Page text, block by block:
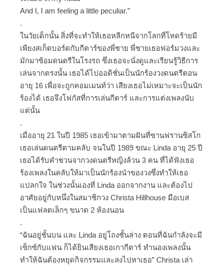
And I, I am feeling a little peculiar.”
.
ในวัยเด็กนั้น สิ่งที่จะทำให้เธอหลีกหนีจากโลกที่โหดร้ายมี
เพียงสเก็ตบอร์ดกับกีตาร์ของพี่ชาย พี่ชายเธอฟอร์มวงและ
มักมาซ้อมดนตรีในโรงรถ ซึ่งเธอจะนั่งดูและเรียนรู้วิธีการ
เล่นจากตรงนั้น เธอได้ไปออดิชั่นเป็นนักร้องวงดนตรีตอน
อายุ 16 เพื่อจะถูกคอมเมนท์ว่า เสียงเธอไม่เหมาะจะเป็นนัก
ร้องได้ เธอจึงโฟกัสที่การเล่นกีตาร์ และการแต่งเพลงนับ
แต่นั้น
.
เมื่ออายุ 21 ในปี 1985 เธอเข้ามาตามฝันที่ซานฟรานซิสโก
เธอเล่นดนตรีตามคลับ จนในปี 1989 ขณะ Linda อายุ 25 ปี
เธอได้รับคำชวนจากวงดนตรีหญิงล้วน 3 คน ที่ได้ฟังเธอ
ร้องเพลงในคลับให้มาเป็นนักร้องนำของวงซึ่งทำให้เธอ
แปลกใจ ในช่วงนั้นเองที่ Linda ออกจากงาน และต้องไป
อาศัยอยู่กับหนึ่งในสมาชิกวง Christa Hillhouse มือเบส
เป็นแฟลตเล็กๆ ขนาด 2 ห้องนอน
.
“ฉันอยู่ชั้นบน และ Linda อยู่โถงชั้นล่าง ตอนที่ฉันกำลังจะมี
เซ็กซ์กับแฟน ก็ได้ยินเสียงเธอเกากีตาร์ ทำนองเพลงนั้น
ทำให้ฉันต้องหยุดกิจกรรมและลงไปหาเธอ” Christa เล่า